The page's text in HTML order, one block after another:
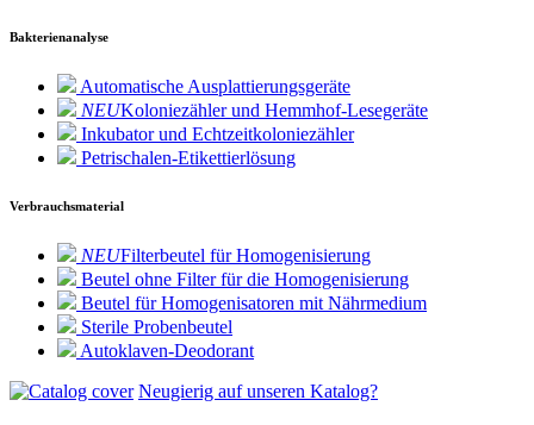
Bakterienanalyse
Automatische Ausplattierungsgeräte
NEUKoloniezähler und Hemmhof-Lesegeräte
Inkubator und Echtzeitkoloniezähler
Petrischalen-Etikettierlösung
Verbrauchsmaterial
NEUFilterbeutel für Homogenisierung
Beutel ohne Filter für die Homogenisierung
Beutel für Homogenisatoren mit Nährmedium
Sterile Probenbeutel
Autoklaven-Deodorant
Neugierig auf unseren Katalog?